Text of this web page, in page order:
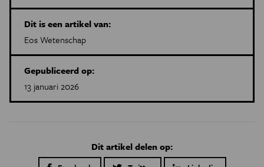
Dit is een artikel van:
Eos Wetenschap
Gepubliceerd op:
13 januari 2026
Dit artikel delen op: